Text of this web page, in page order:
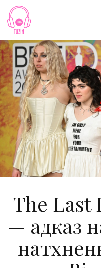
Skip
content
The Last
— адказ